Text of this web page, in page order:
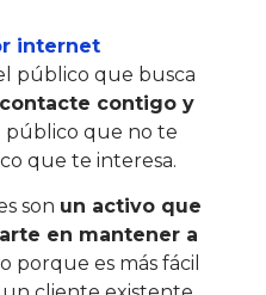
internet
público que busca
contacte contigo y
público que no te
que te interesa.
son un activo que
en mantener a
porque es más fácil